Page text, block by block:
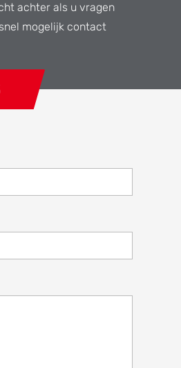
achter als u vragen
mogelijk contact